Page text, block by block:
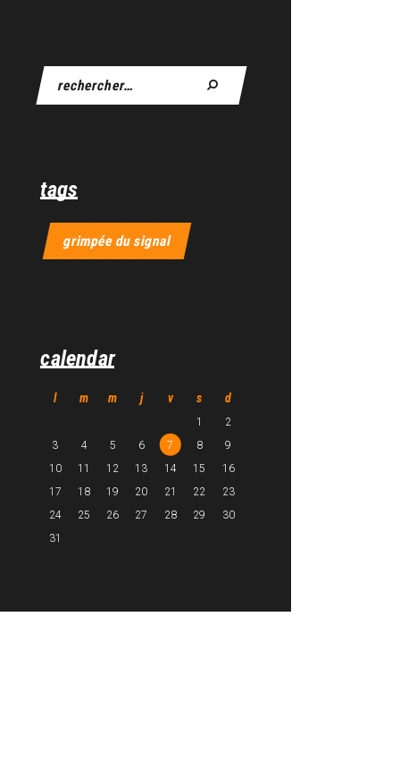
tags
grimpée du signal
calendar
l m m j v s d
1
2
3
4 5 6 7 8
9
10
11 12 13 14 15
16
17
18 19 20 21 22
23
24
25 26 27 28 29
30
31